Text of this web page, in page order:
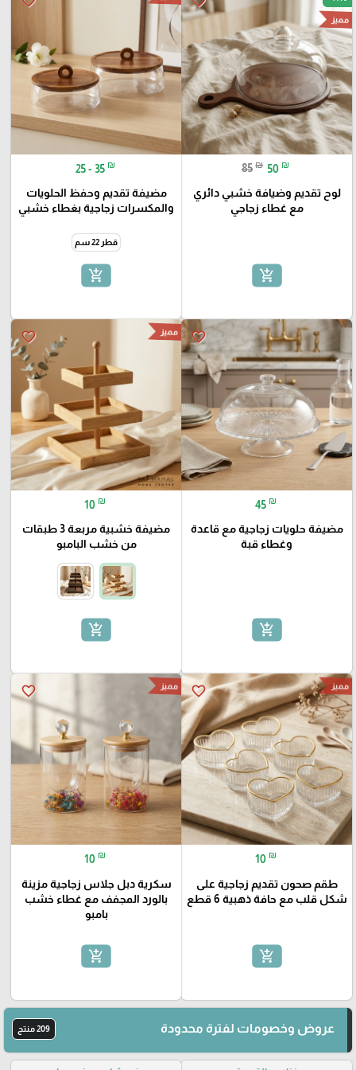
مميز
85 ₪ 50 ₪
لوح تقديم وضيافة خشبي دائري
مع غطاء زجاجي
add_shopping_cart
25 - 35 ₪
مضيفة تقديم وحفظ الحلويات
والمكسرات زجاجية بغطاء خشبي
قطر 22 سم
add_shopping_cart
favorite_border
45 ₪
مضيفة حلويات زجاجية مع قاعدة
وغطاء قبة
add_shopping_cart
favorite_border مميز
10 ₪
مضيفة خشبية مربعة 3 طبقات
من خشب البامبو
add_shopping_cart
favorite_border مميز
10 ₪
طقم صحون تقديم زجاجية على
شكل قلب مع حافة ذهبية 6 قطع
add_shopping_cart
favorite_border مميز
10 ₪
سكرية دبل جلاس زجاجية مزينة
بالورد المجفف مع غطاء خشب
بامبو
add_shopping_cart
عروض وخصومات لفترة محدودة 209 منتج